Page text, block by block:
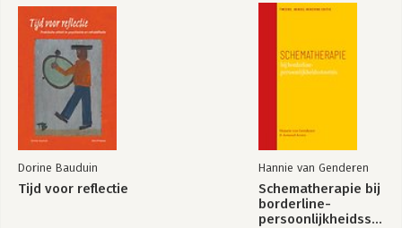
Dorine Bauduin
Tijd voor reflectie
Hannie van Genderen
Schematherapie bij
borderline-
persoonlijkheidsstoornis